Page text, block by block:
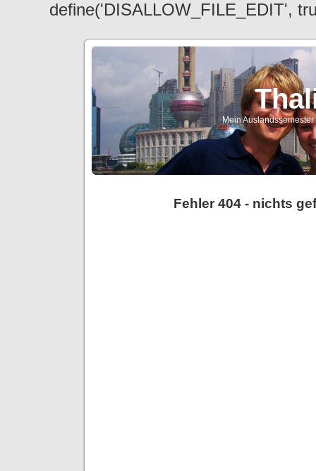
define('DISALLOW_FILE_EDIT',
Mein
Fehler 404 - nichts